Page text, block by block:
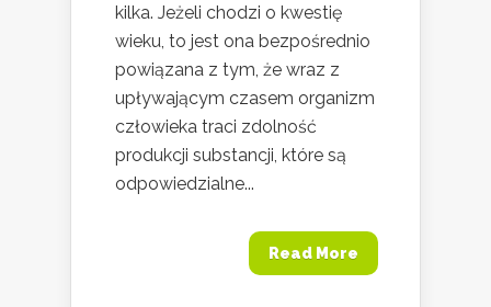
kilka. Jeżeli chodzi o kwestię
wieku, to jest ona bezpośrednio
powiązana z tym, że wraz z
upływającym czasem organizm
człowieka traci zdolność
produkcji substancji, które są
odpowiedzialne...
Read More